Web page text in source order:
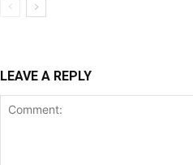
LEAVE A REPLY